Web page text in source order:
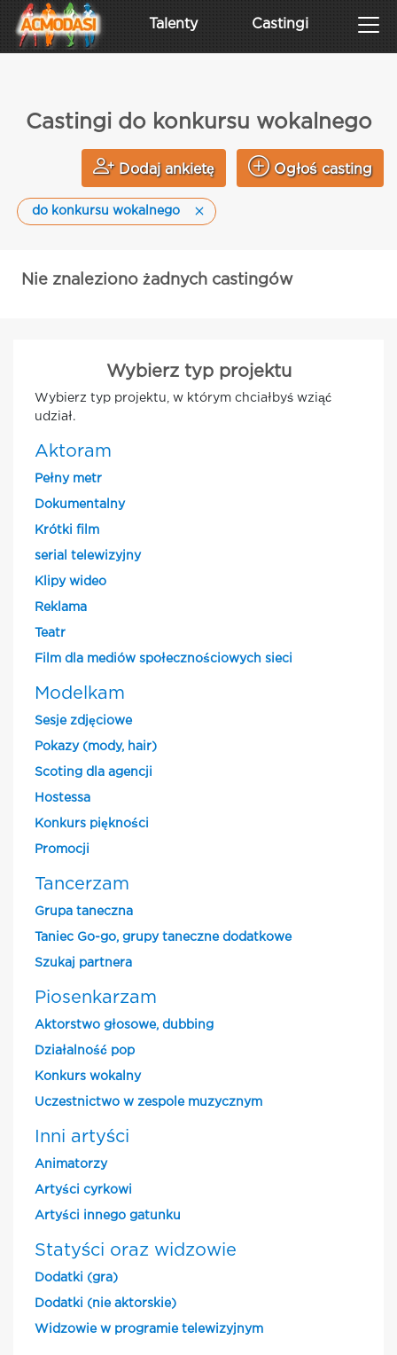
Talenty Castingi
Castingi do konkursu wokalnego
Dodaj ankietę Ogłoś casting
do konkursu wokalnego
Nie znaleziono żadnych castingów
Wybierz typ projektu
Wybierz typ projektu, w którym chciałbyś wziąć
udział.
Aktoram
Pełny metr
Dokumentalny
Krótki film
serial telewizyjny
Klipy wideo
Reklama
Teatr
Film dla mediów społecznościowych sieci
Modelkam
Sesje zdjęciowe
Pokazy (mody, hair)
Scoting dla agencji
Hostessa
Konkurs piękności
Promocji
Tancerzam
Grupa taneczna
Taniec Go-go, grupy taneczne dodatkowe
Szukaj partnera
Piosenkarzam
Aktorstwo głosowe, dubbing
Działalność pop
Konkurs wokalny
Uczestnictwo w zespole muzycznym
Inni artyści
Animatorzy
Artyści cyrkowi
Artyści innego gatunku
Statyści oraz widzowie
Dodatki (gra)
Dodatki (nie aktorskie)
Widzowie w programie telewizyjnym